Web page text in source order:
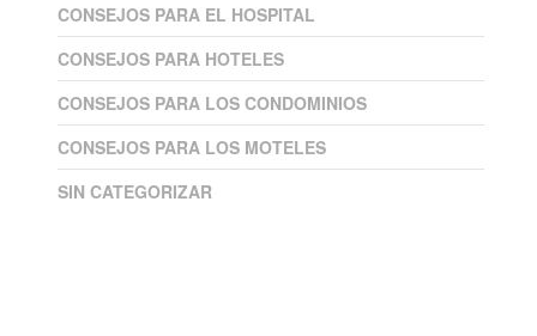
CONSEJOS PARA EL HOSPITAL
CONSEJOS PARA HOTELES
CONSEJOS PARA LOS CONDOMINIOS
CONSEJOS PARA LOS MOTELES
SIN CATEGORIZAR